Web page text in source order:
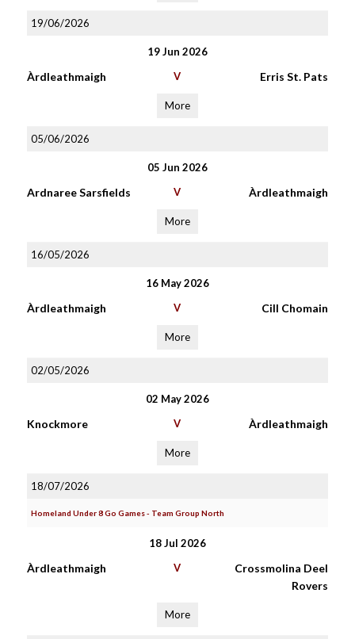
19/06/2026
19 Jun 2026
Àrdleathmaigh V Erris St. Pats
More
05/06/2026
05 Jun 2026
Ardnaree Sarsfields V Àrdleathmaigh
More
16/05/2026
16 May 2026
Àrdleathmaigh V Cill Chomain
More
02/05/2026
02 May 2026
Knockmore V Àrdleathmaigh
More
18/07/2026
Homeland Under 8 Go Games - Team Group North
18 Jul 2026
Àrdleathmaigh V
Crossmolina Deel
Rovers
More